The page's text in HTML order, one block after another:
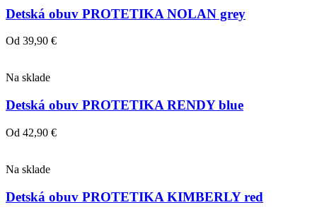
Detská obuv PROTETIKA NOLAN grey
Od 39,90 €
Na sklade
Detská obuv PROTETIKA RENDY blue
Od 42,90 €
Na sklade
Detská obuv PROTETIKA KIMBERLY red